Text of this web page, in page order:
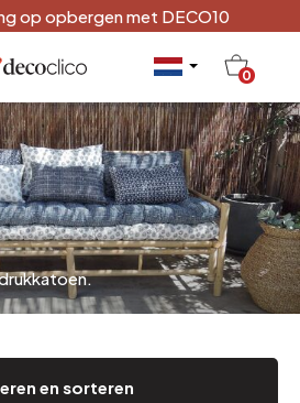
op opbergen met DECO10
0
en sorteren